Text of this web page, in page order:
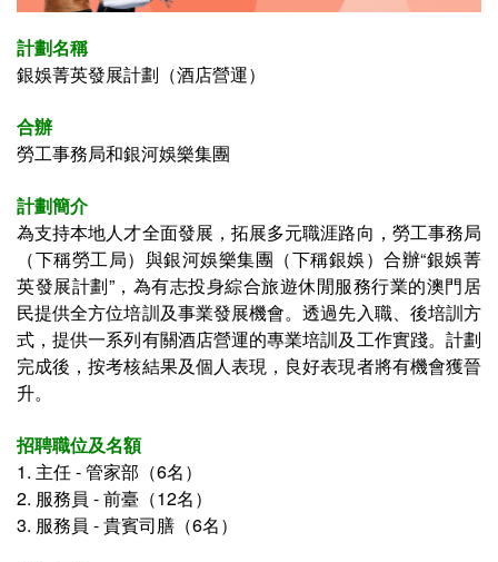
計劃名稱
銀娛菁英發展計劃（酒店營運）
合辦
勞工事務局和銀河娛樂集團
計劃簡介
為支持本地人才全面發展，拓展多元職涯路向，勞工事務局
（下稱勞工局）與銀河娛樂集團（下稱銀娛）合辦“銀娛菁
英發展計劃”，為有志投身綜合旅遊休閒服務行業的澳門居
民提供全方位培訓及事業發展機會。透過先入職、後培訓方
式，提供一系列有關酒店營運的專業培訓及工作實踐。計劃
完成後，按考核結果及個人表現，良好表現者將有機會獲晉
升。
招聘職位及名額
1. 主任 - 管家部（6名）
2. 服務員 - 前臺（12名）
3. 服務員 - 貴賓司膳（6名）